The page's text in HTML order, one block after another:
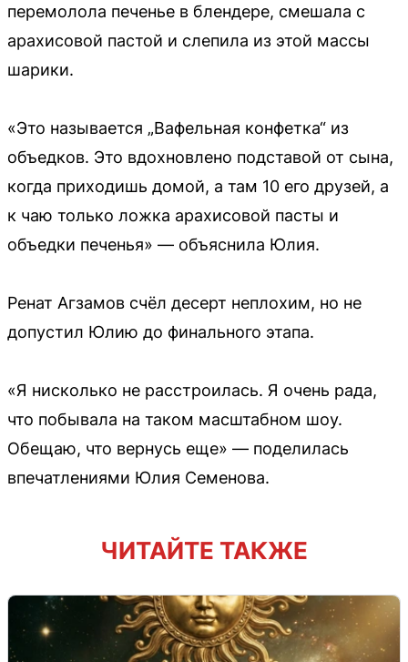
перемолола печенье в блендере, смешала с
арахисовой пастой и слепила из этой массы
шарики.
«Это называется „Вафельная конфетка“ из
объедков. Это вдохновлено подставой от сына,
когда приходишь домой, а там 10 его друзей, а
к чаю только ложка арахисовой пасты и
объедки печенья» — объяснила Юлия.
Ренат Агзамов счёл десерт неплохим, но не
допустил Юлию до финального этапа.
«Я нисколько не расстроилась. Я очень рада,
что побывала на таком масштабном шоу.
Обещаю, что вернусь еще» — поделилась
впечатлениями Юлия Семенова.
ЧИТАЙТЕ ТАКЖЕ